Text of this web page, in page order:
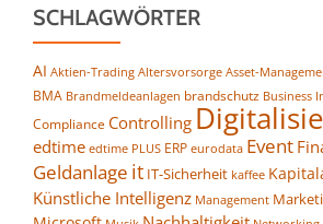
SCHLAGWÖRTER
AI Aktien-Trading Altersvorsorge Asset-
BMA Brandmeldeanlagen brandschutz Business
Compliance Controlling
edtime edtime PLUS ERP eurodata Event
Geldanlage it IT-Sicherheit kaffee
Künstliche Intelligenz Management